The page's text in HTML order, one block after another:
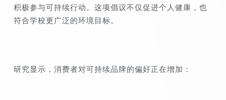
积极参与可持续行动。这项倡议不仅促进个人健康，也
符合学校更广泛的环境目标。
研究显示，消费者对可持续品牌的偏好正在增加：